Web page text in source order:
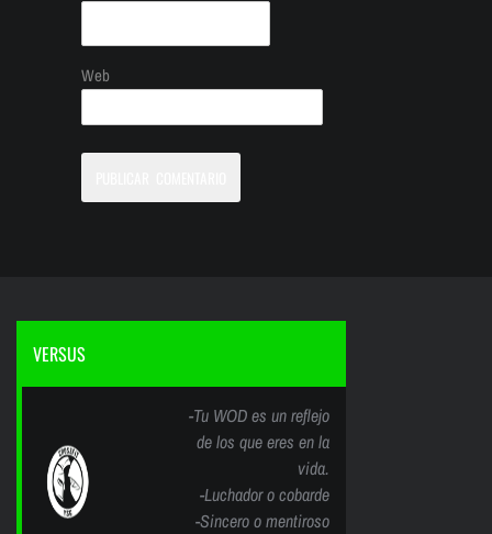
Web
VERSUS
-Tu WOD es un reflejo
de los que eres en la
vida.
-Luchador o cobarde
-Sincero o mentiroso